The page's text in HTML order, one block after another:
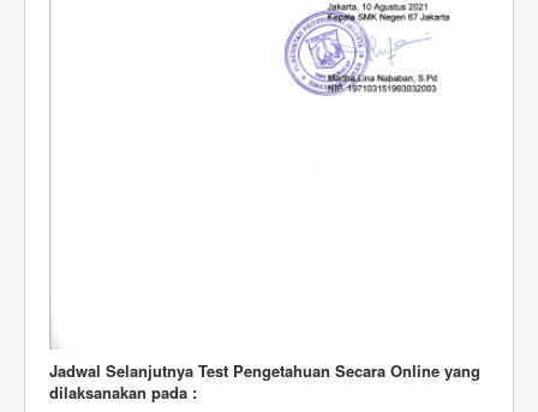
Jadwal Selanjutnya Test Pengetahuan Secara Online yang
dilaksanakan pada :